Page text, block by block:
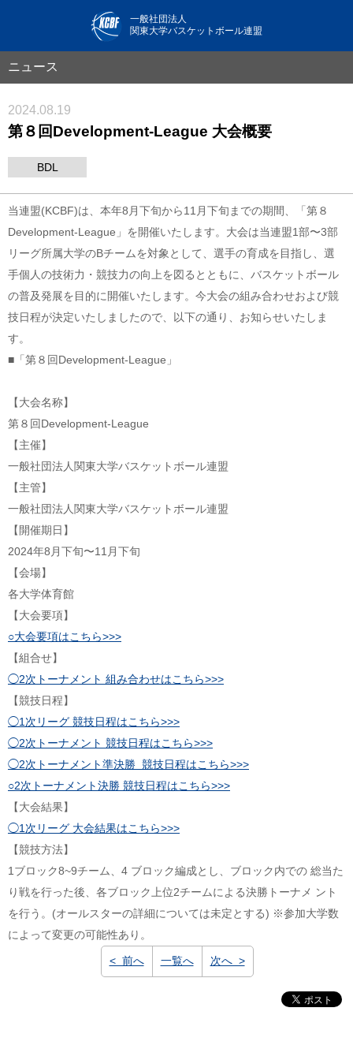
一般社団法人
関東大学バスケットボール連盟
ニュース
2024.08.19
第８回Development-League 大会概要
BDL
当連盟(KCBF)は、本年8月下旬から11月下旬までの期間、「第８
Development-League」を開催いたします。大会は当連盟1部〜3部
リーグ所属大学のBチームを対象として、選手の育成を目指し、選
手個人の技術力・競技力の向上を図るとともに、バスケットボール
の普及発展を目的に開催いたします。今大会の組み合わせおよび競
技日程が決定いたしましたので、以下の通り、お知らせいたしま
す。
■「第８回Development-League」
【大会名称】
第８回Development-League
【主催】
一般社団法人関東大学バスケットボール連盟
【主管】
一般社団法人関東大学バスケットボール連盟
【開催期日】
2024年8月下旬〜11月下旬
【会場】
各大学体育館
【大会要項】
○大会要項はこちら>>>
【組合せ】
◯2次トーナメント 組み合わせはこちら>>>
【競技日程】
◯1次リーグ 競技日程はこちら>>>
◯2次トーナメント 競技日程はこちら>>>
◯2次トーナメント準決勝 競技日程はこちら>>>
○2次トーナメント決勝 競技日程はこちら>>>
【大会結果】
◯1次リーグ 大会結果はこちら>>>
【競技方法】
1ブロック8~9チーム、4 ブロック編成とし、ブロック内での 総当た
り戦を行った後、各ブロック上位2チームによる決勝トーナメ ント
を行う。(オールスターの詳細については未定とする) ※参加大学数
によって変更の可能性あり。
< 前へ 一覧へ 次へ >